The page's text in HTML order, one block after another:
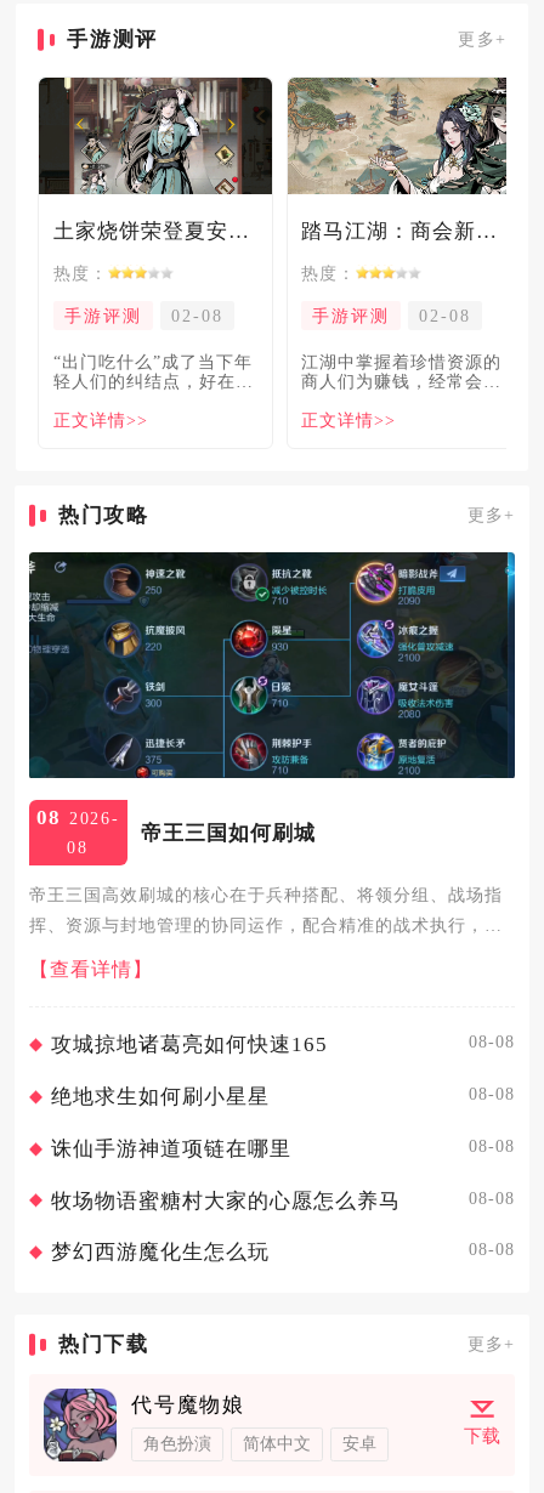
手游测评 更多+
土家烧饼荣登夏安必吃榜？烧饼西施摇身成流量网红！
热度：
手游评测 02-08
“出门吃什么”成了当下年
轻人们的纠结点，好在美
解
正文详情>>
踏马江湖：商会新玩法坑惨奸商，拼多多砍一砍洗脑夏安！
热度：
手游评测 02-08
​江湖中掌握着珍惜资源的
商人们为赚钱，经常会让
倍，
正文详情>>
热门攻略 更多+
08
2026-
08
帝王三国如何刷城
帝王三国高效刷城的核心在于兵种搭配、将领分组、战场指
挥、资源与封地管理的协同运作，配合精准的战术执行，就
能实现低损耗、高效率的连续破城，快速累积战功与领地。
刷城的核心兵种组合以铁步、强弩、晓骑为主，搭配投石车
【查看详情】
攻城掠地诸葛亮如何快速165 08-08
绝地求生如何刷小星星 08-08
诛仙手游神道项链在哪里 08-08
牧场物语蜜糖村大家的心愿怎么养马 08-08
梦幻西游魔化生怎么玩 08-08
热门下载 更多+
代号魔物娘
角色扮演 简体中文 安卓 下载